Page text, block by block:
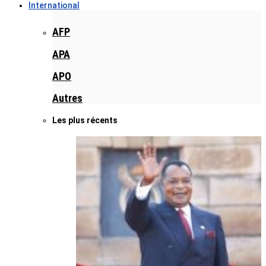
International
AFP
APA
APO
Autres
Les plus récents